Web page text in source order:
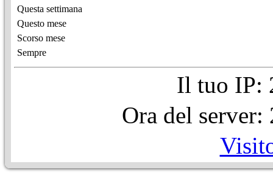
Questa settimana
Questo mese
Scorso mese
Sempre
Il tuo IP:
Ora del